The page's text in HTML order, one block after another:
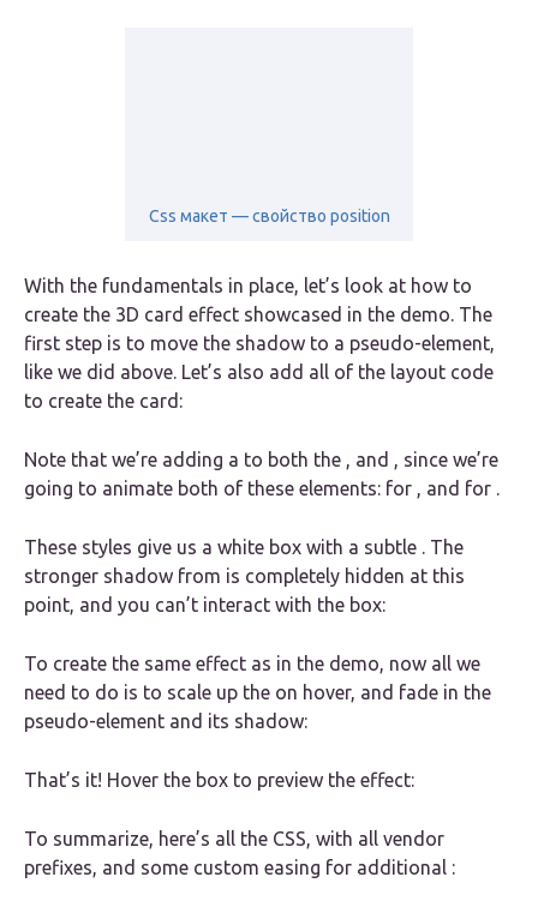
Css макет — свойство position
With the fundamentals in place, let’s look at how to
create the 3D card effect showcased in the demo. The
first step is to move the shadow to a pseudo-element,
like we did above. Let’s also add all of the layout code
to create the card:
Note that we’re adding a to both the , and , since we’re
going to animate both of these elements: for , and for .
These styles give us a white box with a subtle . The
stronger shadow from is completely hidden at this
point, and you can’t interact with the box:
To create the same effect as in the demo, now all we
need to do is to scale up the on hover, and fade in the
pseudo-element and its shadow:
That’s it! Hover the box to preview the effect:
To summarize, here’s all the CSS, with all vendor
prefixes, and some custom easing for additional :